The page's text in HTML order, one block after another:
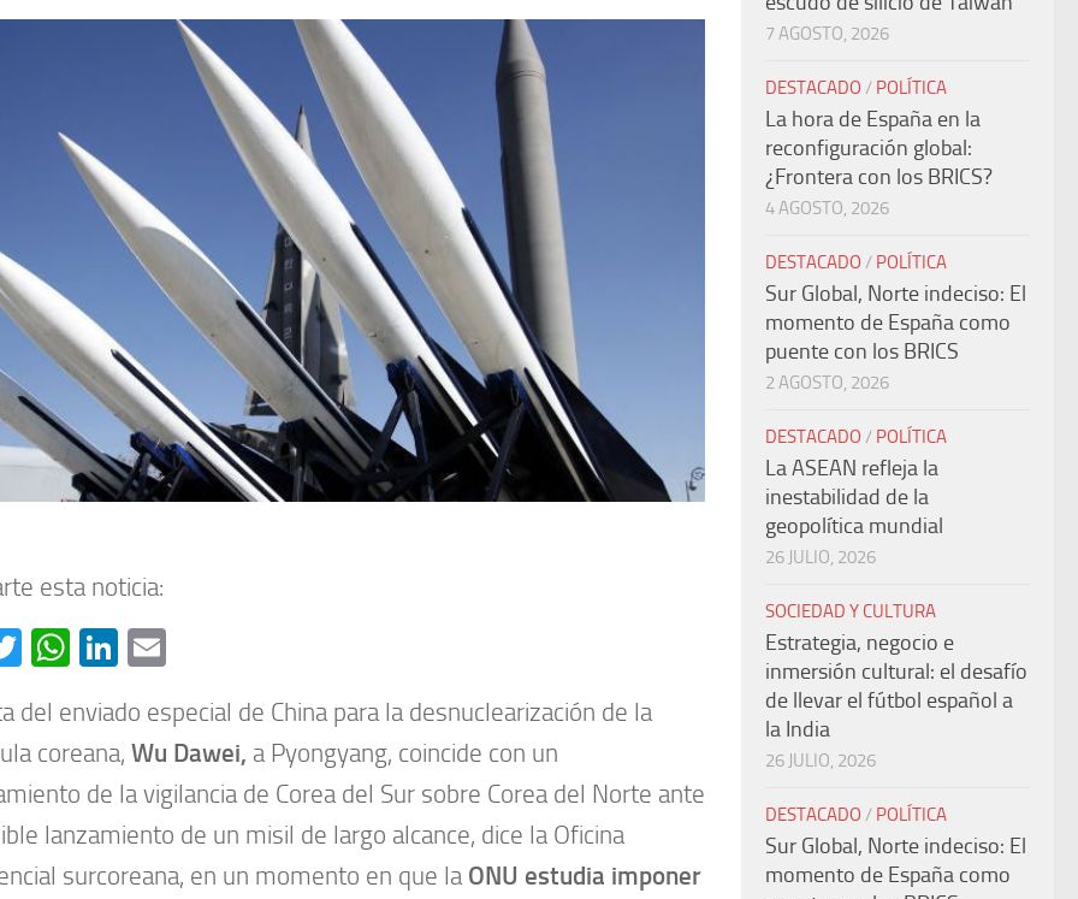
esta noticia:
Twitter
WhatsApp
LinkedIn
del enviado especial de China para la desnuclearización de la
coreana, Wu Dawei, a Pyongyang, coincide con un
de la vigilancia de Corea del Sur sobre Corea del Norte ante
lanzamiento de un misil de largo alcance, dice la Oficina
surcoreana, en un momento en que la ONU estudia imponer
7 AGOSTO, 2026
DESTACADO / POLÍTICA
La hora de España en la
reconfiguración global:
¿Frontera con los BRICS?
4 AGOSTO, 2026
DESTACADO / POLÍTICA
Sur Global, Norte indeciso: El
momento de España como
puente con los BRICS
2 AGOSTO, 2026
DESTACADO / POLÍTICA
La ASEAN refleja la
inestabilidad de la
geopolítica mundial
26 JULIO, 2026
SOCIEDAD Y CULTURA
Estrategia, negocio e
inmersión cultural: el desafío
de llevar el fútbol español a
la India
26 JULIO, 2026
DESTACADO / POLÍTICA
Sur Global, Norte indeciso: El
momento de España como